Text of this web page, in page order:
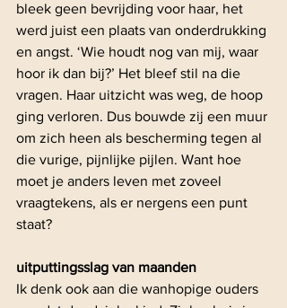
bleek geen bevrijding voor haar, het
werd juist een plaats van onderdrukking
en angst. ‘Wie houdt nog van mij, waar
hoor ik dan bij?’ Het bleef stil na die
vragen. Haar uitzicht was weg, de hoop
ging verloren. Dus bouwde zij een muur
om zich heen als bescherming tegen al
die vurige, pijnlijke pijlen. Want hoe
moet je anders leven met zoveel
vraagtekens, als er nergens een punt
staat?
uitputtingsslag van maanden
Ik denk ook aan die wanhopige ouders